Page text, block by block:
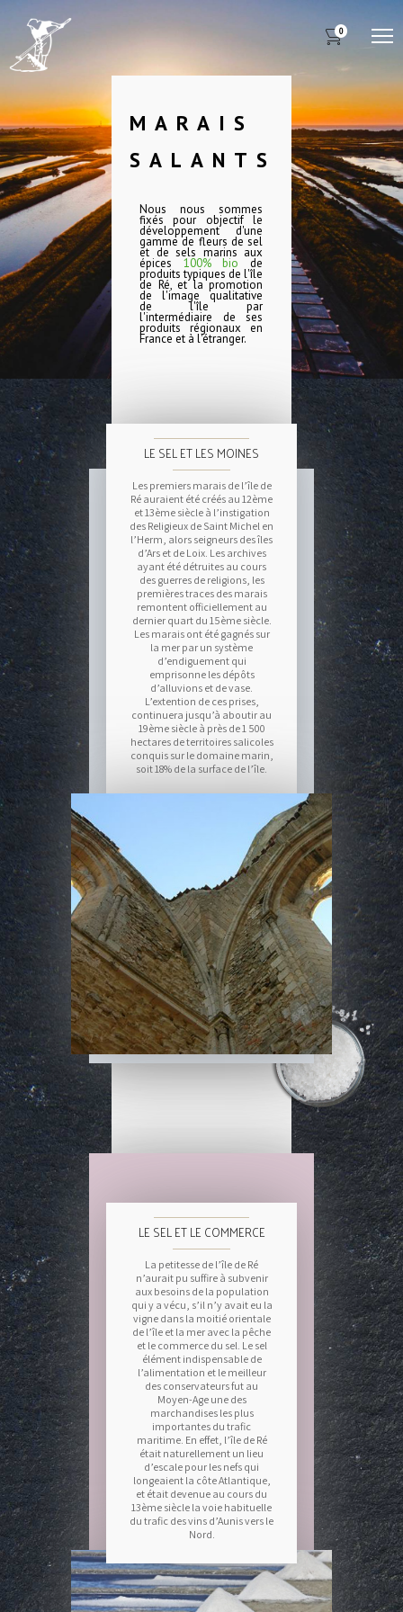
0
MARAIS
SALANTS
Nous nous sommes
fixés pour objectif le
développement d'une
gamme de fleurs de sel
et de sels marins aux
épices 100% bio de
produits typiques de l'île
de Ré, et la promotion
de l'image qualitative
de l'île par
l'intermédiaire de ses
produits régionaux en
France et à l'étranger.
LE SEL ET LES MOINES
Les premiers marais de l’île de
Ré auraient été créés au 12ème
et 13ème siècle à l’instigation
des Religieux de Saint Michel en
l’Herm, alors seigneurs des îles
d’Ars et de Loix. Les archives
ayant été détruites au cours
des guerres de religions, les
premières traces des marais
remontent officiellement au
dernier quart du 15ème siècle.
Les marais ont été gagnés sur
la mer par un système
d’endiguement qui
emprisonne les dépôts
d’alluvions et de vase.
L’extention de ces prises,
continuera jusqu’à aboutir au
19ème siècle à près de 1 500
hectares de territoires salicoles
conquis sur le domaine marin,
soit 18% de la surface de l’île.
LE SEL ET LE COMMERCE
La petitesse de l’île de Ré
n’aurait pu suffire à subvenir
aux besoins de la population
qui y a vécu, s’il n’y avait eu la
vigne dans la moitié orientale
de l’île et la mer avec la pêche
et le commerce du sel. Le sel
élément indispensable de
l’alimentation et le meilleur
des conservateurs fut au
Moyen-Age une des
marchandises les plus
importantes du trafic
maritime. En effet, l’île de Ré
était naturellement un lieu
d’escale pour les nefs qui
longeaient la côte Atlantique,
et était devenue au cours du
13ème siècle la voie habituelle
du trafic des vins d’Aunis vers le
Nord.